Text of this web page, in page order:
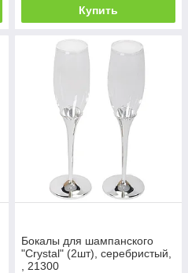
Купить
Бокалы для шампанского
"Crystal" (2шт), серебристый,
, 21300